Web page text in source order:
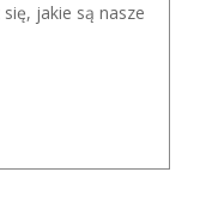
jakie są nasze